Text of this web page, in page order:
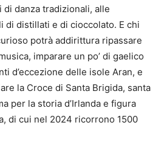
danza tradizionali, alle
di distillati e di cioccolato. E chi
potrà addirittura ripassare
imparare un po’ di gaelico
d’eccezione delle isole Aran, e
la Croce di Santa Brigida, santa
per la storia d’Irlanda e figura
di cui nel 2024 ricorrono 1500